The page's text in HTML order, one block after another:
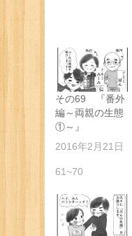
その69 『番外
編～両親の生態
①～』
2016年2月21日
61~70